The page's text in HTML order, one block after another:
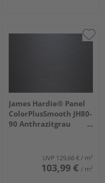
James Hardie® Panel
ColorPlusSmooth JH80-
90 Anthrazitgrau
UVP 129,66 €/ m²
103,99 € / m²